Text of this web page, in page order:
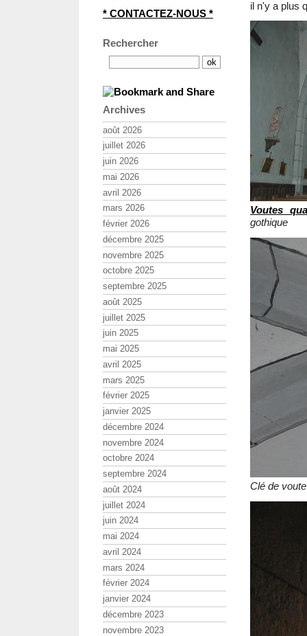
il n'y a plus
Voutes
gothique
Clé de
* CONTACTEZ-NOUS *
Rechercher
Archives
août 2026
juillet 2026
juin 2026
mai 2026
avril 2026
mars 2026
février 2026
décembre 2025
novembre 2025
octobre 2025
septembre 2025
août 2025
juillet 2025
juin 2025
mai 2025
avril 2025
mars 2025
février 2025
janvier 2025
décembre 2024
novembre 2024
octobre 2024
septembre 2024
août 2024
juillet 2024
juin 2024
mai 2024
avril 2024
mars 2024
février 2024
janvier 2024
décembre 2023
novembre 2023